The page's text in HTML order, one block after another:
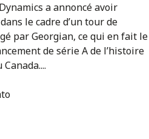
a annoncé avoir
le cadre d’un tour de
par Georgian, ce qui en fait le
de série A de l’histoire